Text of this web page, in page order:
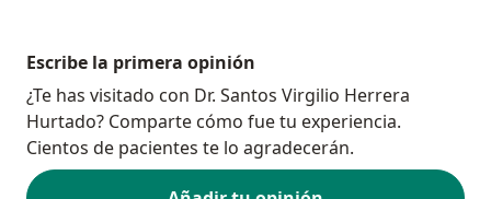
Escribe la primera opinión
¿Te has visitado con Dr. Santos Virgilio Herrera
Hurtado? Comparte cómo fue tu experiencia.
Cientos de pacientes te lo agradecerán.